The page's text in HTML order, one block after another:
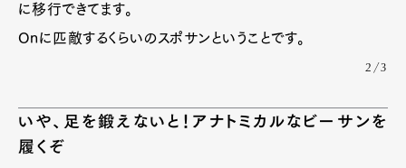
に移行できてます。
Onに匹敵するくらいのスポサンということです。
2/3
いや、足を鍛えないと！アナトミカルなビーサンを
履くぞ